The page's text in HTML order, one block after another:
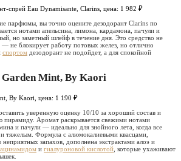
спрей Eau Dynamisante, Clarins, цена: 1 982 ₽
парфюмы, вы точно оцените дезодорант Clarins по
нотами апельсина, лимона, кардамона, пачули и
но заметный шлейф в течение дня. Это средство не
— не блокирует работу потовых желез, но отлично
спортом дезодорант не подойдет, а для спокойной
Garden Mint, By Kaori
By Kaori, цена: 1 190 ₽
уверенную оценку 10/10 за хороший состав и
Аромат раскрывается свежими нотами
и пачули — идеально для знойного лета, когда все
тяжелым. Формула с алюмокалиевыми квасцами,
запахов, дополнена экстрактами алоэ и
и гиалуроновой кислотой , которые ухаживают